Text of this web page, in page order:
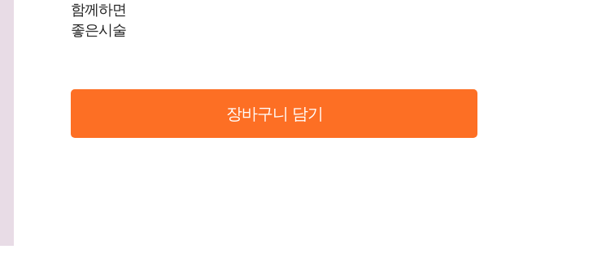
함께하면
좋은시술
장바구니 담기